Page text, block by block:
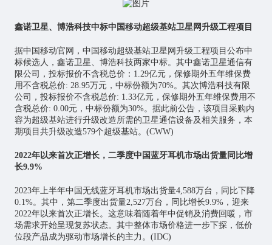
鑫诺卫星、博浩科技中标中国移动超级基站卫星网升级工程项目
据中国移动官网，中国移动超级基站卫星网升级工程项目公布中
标候选人，鑫诺卫星、博浩科技两家中标。其中鑫诺卫星通信有
限公司，投标报价不含税总价：1.29亿元，保修期外五年维保费
用不含税总价: 28.95万元，中标份额为70%。其次博浩科技有限
公司，投标报价不含税总价: 1.33亿元，保修期外五年维保费用不
含税总价: 0.00元，中标份额为30%。据此前公告，该项目采购内
容为超级基站进行升级改造所需的卫星通信设备及相关服务，本
期项目共升级改造579个超级基站。(CWW)
2022年以来首次正增长，二季度中国蓝牙耳机市场出货量同比增
长9.9%
2023年上半年中国无线蓝牙耳机市场出货量4,588万台，同比下降
0.1%。其中，第二季度出货量2,527万台，同比增长9.9%，迎来
2022年以来首次正增长。这意味着随着年中促销及消费回暖，市
场需求开始呈现复苏状态。其中整体市场价格进一步下探，低价
位段产品成为驱动市场增长的主力。(IDC)